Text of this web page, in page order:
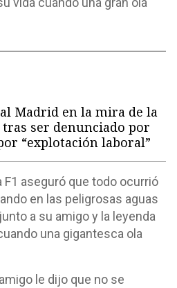
Madrid en la mira de la
ser denunciado por
“explotación laboral”
F1 aseguró que todo ocurrió
en las peligrosas aguas
a su amigo y la leyenda
una gigantesca ola
le dijo que no se